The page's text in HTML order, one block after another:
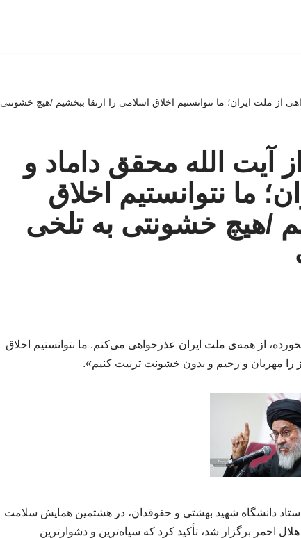
از ملت ایران؛ ما نتوانستیم اخلاق اسلامی را ارتقا ببخشیم /هیچ خشونتی
آیت الله محقق داماد و
ما نتوانستیم اخلاق
/هیچ خشونتی به تلخی
از همه‌ی ملت ایران عذرخواهی می‌کنم. ما نتوانستیم اخلاق
را مهربان و رحیم و بدون خشونت تربیت کنیم».
دانشگاه شهید بهشتی و حقوقدان، در هشتمین همایش سلامت
احمر برگزار شد، تأکید کرد که سیاه‌ترین و دشوارترین